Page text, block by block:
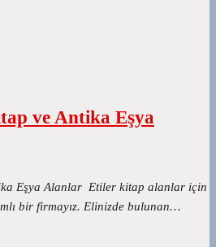
ve Antika Eşya
Eşya Alanlar Etiler kitap alanlar için
bir firmayız. Elinizde bulunan…